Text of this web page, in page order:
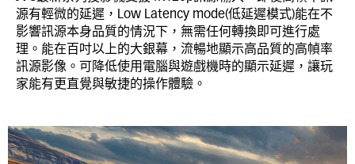
源有輕微的延遲，Low Latency mode(低延遲模式)能在不
影響訊源本身品質的情況下，無需任何轉換即可進行處
理。能在百吋以上的大銀幕，流暢地顯示高品質的高幀率
訊源影像。可降低使用電腦與遊戲機時的顯示延遲，讓玩
家能有更直覺與敏捷的操作體驗。